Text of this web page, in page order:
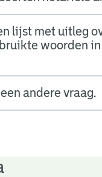
lijst met uitleg
woorden
andere vraag.